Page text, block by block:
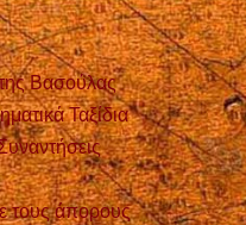
Βασούλας
Ταξίδια
τους άπορους